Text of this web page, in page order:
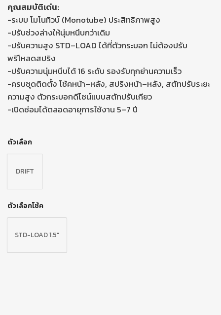
คุณสมบัติเด่น:
-ระบบ โมโนทิวบ์ (Monotube) ประสิทธิภาพสูง
-ปรับช่วงล่างให้นุ่มหนึบกว่าเดิม
-ปรับความสูง STD–LOAD ได้ที่ตัวกระบอก ไม่ต้องปรับ
พรีโหลดสปริง
-ปรับความนุ่มหนึบได้ 16 ระดับ รองรับทุกย่านความเร็ว
-ครบชุดติดตั้ง โช้คหน้า–หลัง, สปริงหน้า–หลัง, สตัทปรับระยะ
ความสูง ตัวกระบอกดีไซน์แบบสตัทปรับเกียว
-เปิดซ่อมได้ตลอดอายุการใช้งาน 5–7 ปี
ตัวเลือก
DRIFT
ตัวเลือกโช้ค
STD-LOAD 1.5"